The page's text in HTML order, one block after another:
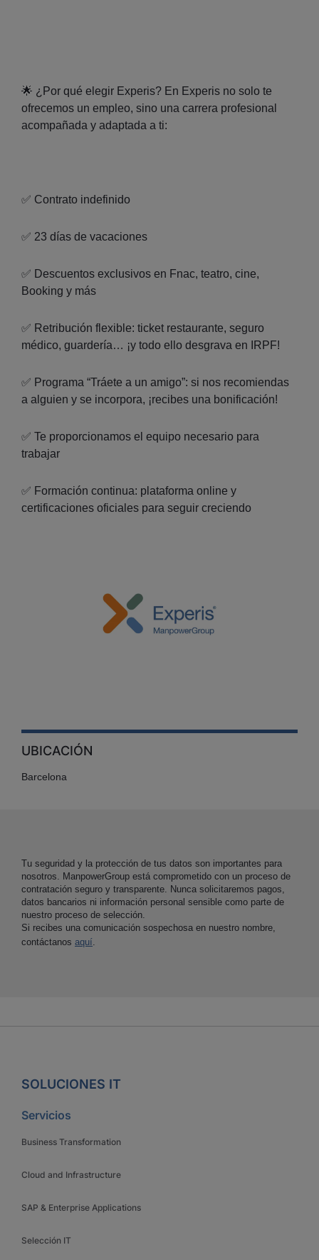
🌟 ¿Por qué elegir Experis? En Experis no solo te
ofrecemos un empleo, sino una carrera profesional
acompañada y adaptada a ti:
✅ Contrato indefinido
✅ 23 días de vacaciones
✅ Descuentos exclusivos en Fnac, teatro, cine,
Booking y más
✅ Retribución flexible: ticket restaurante, seguro
médico, guardería… ¡y todo ello desgrava en IRPF!
✅ Programa “Tráete a un amigo”: si nos recomiendas
a alguien y se incorpora, ¡recibes una bonificación!
✅ Te proporcionamos el equipo necesario para
trabajar
✅ Formación continua: plataforma online y
certificaciones oficiales para seguir creciendo
UBICACIÓN
Barcelona
Tu seguridad y la protección de tus datos son importantes para
nosotros. ManpowerGroup está comprometido con un proceso de
contratación seguro y transparente. Nunca solicitaremos pagos,
datos bancarios ni información personal sensible como parte de
nuestro proceso de selección.
Si recibes una comunicación sospechosa en nuestro nombre,
contáctanos aquí
SOLUCIONES IT
Servicios
Business Transformation
Cloud and Infrastructure
SAP & Enterprise Applications
Selección IT